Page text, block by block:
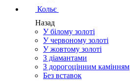
Кольє
Назад
У білому золоті
У червоному золоті
У жовтому золоті
З діамантами
З дорогоцінним камінням
Без вставок